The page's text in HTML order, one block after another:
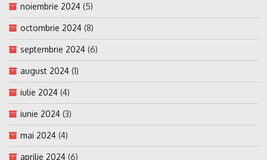
noiembrie 2024 (5)
octombrie 2024 (8)
septembrie 2024 (6)
august 2024 (1)
iulie 2024 (4)
iunie 2024 (3)
mai 2024 (4)
aprilie 2024 (6)